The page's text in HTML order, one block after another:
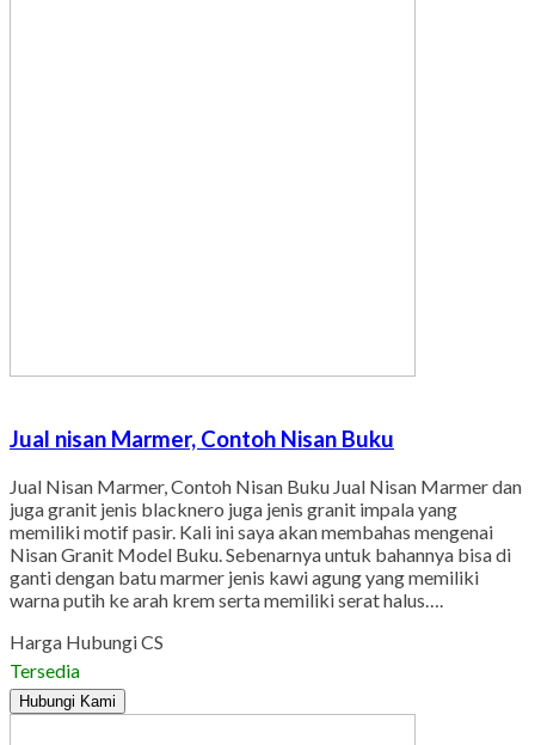
Jual nisan Marmer, Contoh Nisan Buku
Jual Nisan Marmer, Contoh Nisan Buku Jual Nisan Marmer dan
juga granit jenis blacknero juga jenis granit impala yang
memiliki motif pasir. Kali ini saya akan membahas mengenai
Nisan Granit Model Buku. Sebenarnya untuk bahannya bisa di
ganti dengan batu marmer jenis kawi agung yang memiliki
warna putih ke arah krem serta memiliki serat halus….
Harga Hubungi CS
Tersedia
Hubungi Kami